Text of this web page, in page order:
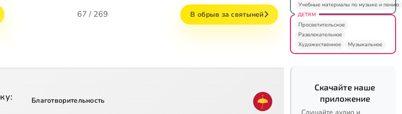
67 / 269 В обрыв за святыней
Благотворительность
Учебные материалы по музыке и пению
ДЕТЯМ
Просветительское
Развлекательное
Художественное
Музыкальное
Скачайте наше
приложение